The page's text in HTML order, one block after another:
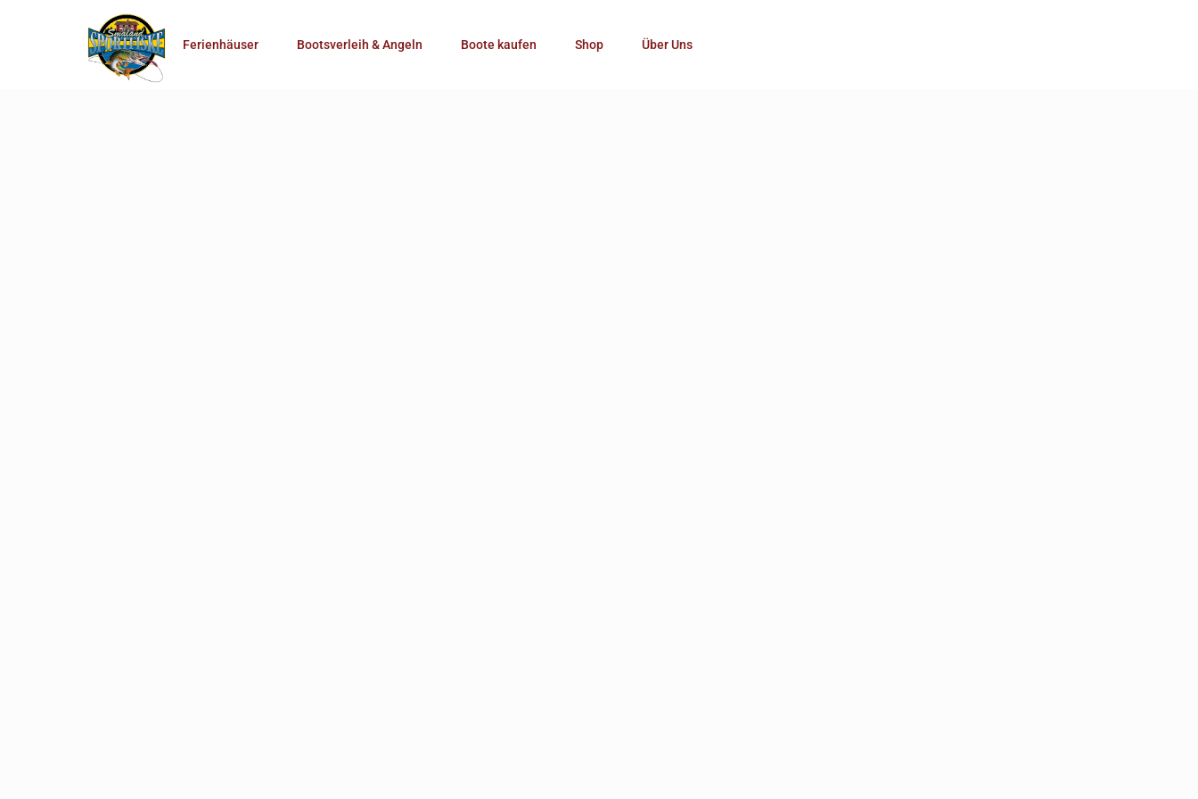
Ferienhäuser Bootsverleih & Angeln Boote kaufen Shop Über Uns
Mehr Suchoptionen